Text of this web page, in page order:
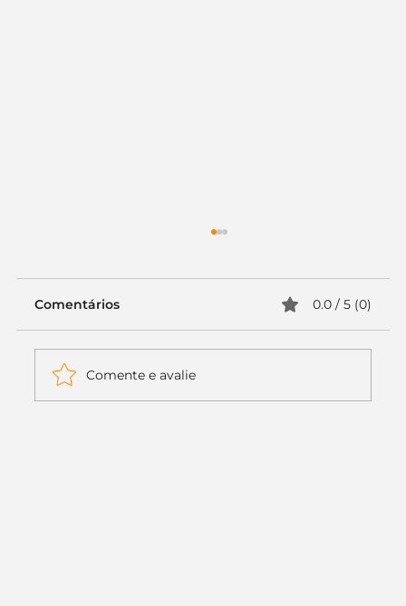
Comentários 0.0 / 5 (0)
Comente e avalie